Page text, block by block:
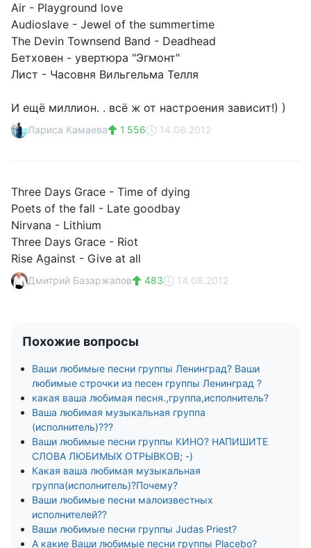
Air - Playground love
Audioslave - Jewel of the summertime
The Devin Townsend Band - Deadhead
Бетховен - увертюра "Эгмонт"
Лист - Часовня Вильгельма Телля
И ещё миллион. . всё ж от настроения зависит!) )
Лариса Камаева 1 556 14.08.2012
Three Days Grace - Time of dying
Poets of the fall - Late goodbay
Nirvana - Lithium
Three Days Grace - Riot
Rise Against - Give at all
Дмитрий Базаржапов 483 14.08.2012
Похожие вопросы
Ваши любимые песни группы Ленинград? Ваши
любимые строчки из песен группы Ленинград ?
какая ваша любимая песня.,группа,исполнитель?
Ваша любимая музыкальная группа
(исполнитель)???
Ваши любимые песни группы КИНО? НАПИШИТЕ
СЛОВА ЛЮБИМЫХ ОТРЫВКОВ; -)
Какая ваша любимая музыкальная
группа(исполнитель)?Почему?
Ваши любимые песни малоизвестных
исполнителей??
Ваши любимые песни группы Judas Priest?
А какие Ваши любимые песни группы Placebo?